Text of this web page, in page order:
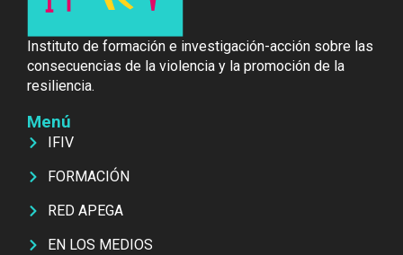
Instituto de formación e investigación-acción sobre las
consecuencias de la violencia y la promoción de la
resiliencia.
Menú
IFIV
FORMACIÓN
RED APEGA
EN LOS MEDIOS